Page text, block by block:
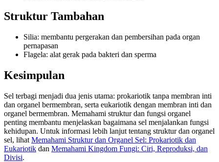
Struktur Tambahan
Silia: membantu pergerakan dan pembersihan pada organ
pernapasan
Flagela: alat gerak pada bakteri dan sperma
Kesimpulan
Sel terbagi menjadi dua jenis utama: prokariotik tanpa membran inti
dan organel bermembran, serta eukariotik dengan membran inti dan
organel bermembran. Memahami struktur dan fungsi organel
penting membantu menjelaskan bagaimana sel menjalankan fungsi
kehidupan. Untuk informasi lebih lanjut tentang struktur dan organel
sel, lihat Memahami Struktur dan Organel Sel: Prokariotik dan
Eukariotik dan Memahami Kingdom Fungi: Ciri, Reproduksi, dan
Divisi.